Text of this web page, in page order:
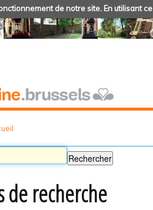
de notre site. En utilisant
de recherche